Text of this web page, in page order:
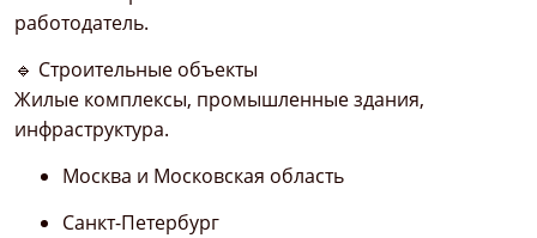
работодатель.
🔹 Строительные объекты
Жилые комплексы, промышленные здания,
инфраструктура.
Москва и Московская область
Санкт-Петербург